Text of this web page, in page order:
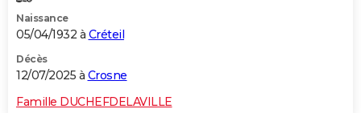
Naissance
05/04/1932 à Créteil
Décès
12/07/2025 à Crosne
Famille DUCHEFDELAVILLE